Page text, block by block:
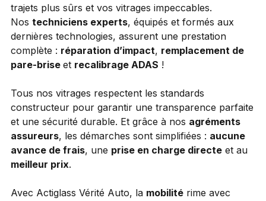
trajets plus sûrs et vos vitrages impeccables.
Nos techniciens experts, équipés et formés aux
dernières technologies, assurent une prestation
complète : réparation d’impact, remplacement de
pare-brise et recalibrage ADAS !
Tous nos vitrages respectent les standards
constructeur pour garantir une transparence parfaite
et une sécurité durable. Et grâce à nos agréments
assureurs, les démarches sont simplifiées : aucune
avance de frais, une prise en charge directe et au
meilleur prix.
Avec Actiglass Vérité Auto, la mobilité rime avec